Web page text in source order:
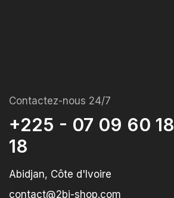
Contactez-nous 24/7
+225 - 07 09 60 18
18
Abidjan, Côte d'Ivoire
contact@2bi-shop.com